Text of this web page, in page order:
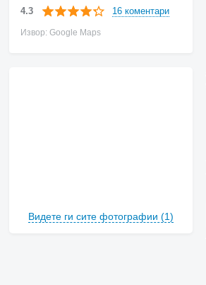
4.3 16 коментари
Извор: Google Maps
Видете ги сите фотографии (1)